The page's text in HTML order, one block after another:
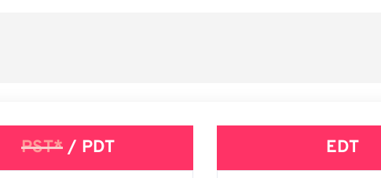
PST*/ PDT EDT